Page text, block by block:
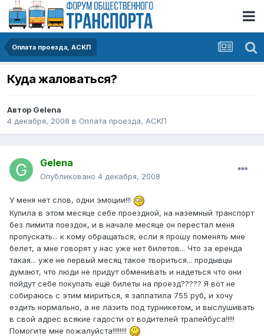
Оплата проезда, АСKП
Куда жаловаться?
Автор Gelena
4 декабря, 2008 в Оплата проезда, АСKП
Gelena
Опубликовано 4 декабря, 2008
У меня нет слов, одни эмоции!!!
Купила в этом месяце себе проездной, на наземный транспорт
без лимита поездок, и в начале месяце он перестал меня
пропускать... к кому обращаться, если я прошу поменять мне
белет, а мне говорят у нас уже нет билетов... Что за еренда
такая... уже не первый месяц такое твориться... продывцы
думают, что люди не придут обменивать и надеться что они
пойдут себе покупать ещё билеты на проезд????? Я вот не
собираюсь с этим мириться, я заплатила 755 руб, и хочу
ездить нормально, а не лазить под турникетом, и выслушивать
в свой адрес всякие гадости от водителей тралейбуса!!!!!
Помогите мне пожалуйста!!!!!!!!